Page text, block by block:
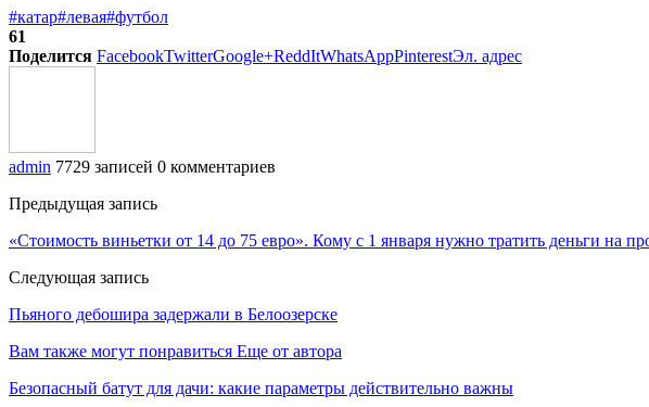
#катар#левая#футбол
61
Поделится FacebookTwitterGoogle+ReddItWhatsAppPinterestЭл. адрес
admin 7729 записей 0 комментариев
Предыдущая запись
«Стоимость виньетки от 14 до 75 евро». Кому с 1 января нужно тратить деньги на
Следующая запись
Пьяного дебошира задержали в Белоозерске
Вам также могут понравиться Еще от автора
Безопасный батут для дачи: какие параметры действительно важны